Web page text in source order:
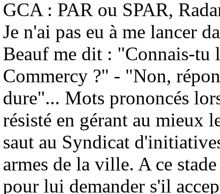
GCA : PAR ou SPAR,
Je n'ai pas eu à me lancer
Beauf me dit : "Connais-tu
Commercy ?" - "Non,
dure"... Mots prononcés
résisté en gérant au mieux
saut au Syndicat
armes de la ville. A ce
pour lui demander s'il